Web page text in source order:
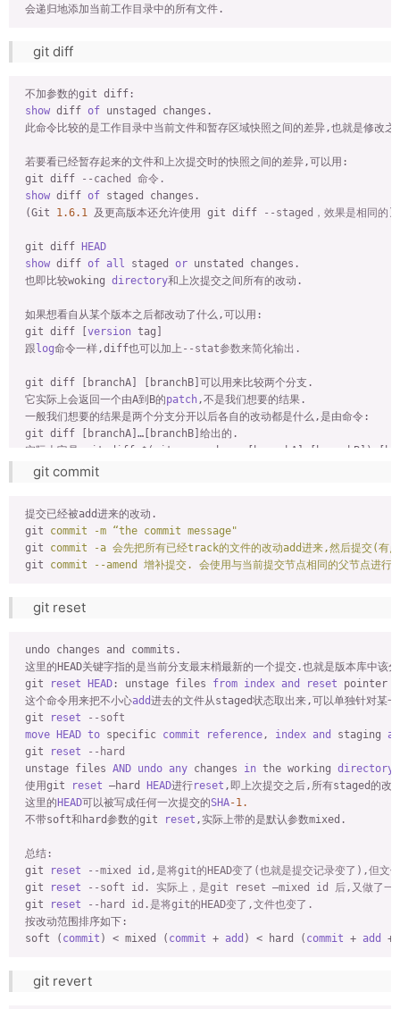
git diff
不加参数的git diff:
show diff of unstaged changes.
此命令比较的是工作目录中当前文件和暂存区域快照之间的差异,也就是修改
若要看已经暂存起来的文件和上次提交时的快照之间的差异,可以用:
git diff
--cached 命令.
show diff of staged changes.
(Git 1.6.1 及更高版本还允许使用 git diff --staged，效果是相同的).
git diff
HEAD
show diff of all staged or unstated changes.
也即比较woking directory和上次提交之间所有的改动.
如果想看自从某个版本之后都改动了什么,可以用:
git diff [ version tag]
跟 log命令一样,diff也可以加上 --stat参数来简化输出.
git diff [branchA] [branchB]可以用来比较两个分支.
它实际上会返回一个由A到B的patch,不是我们想要的结果.
一般我们想要的结果是两个分支分开以后各自的改动都是什么,是由命令:
git diff [branchA]…[branchB]给出的.
实际上它是:git diff $(git
-base [branchA] [branchB])
git commit
提交已经被add进来的改动.
git
commit -m “the commit message"
git
commit -a 会先把所有已经track的文件的改动add进来,然后提交(
git
commit --amend 增补提交. 会使用与当前提交节点相同的父节点进行
git reset
undo changes and commits.
这里的HEAD关键字指的是当前分支最末梢最新的一个提交.也就是版本库中该
git
reset HEAD : unstage files from index and reset pointer
这个命令用来把不小心add进去的文件从staged状态取出来,可以单独针对
git
reset
--soft
move
HEAD to specific commit reference, index and staging
git
reset
--hard
unstage files AND undo any changes in the working directory
使用git
reset —hard HEAD进行reset ,即上次提交之后,所有staged的改
这里的 HEAD可以被写成任何一次提交的SHA-1.
不带soft和hard参数的git
reset ,实际上带的是默认参数mixed.
总结:
git
reset
--mixed id,是将git的HEAD变了(也就是提交记录变了),但文
git
reset
--soft id. 实际上，是git reset –mixed id 后,又做了一
git
reset
--hard id.是将git的HEAD变了,文件也变了.
按改动范围排序如下:
soft ( commit ) < mixed ( commit + add ) < hard ( commit + add +
git revert